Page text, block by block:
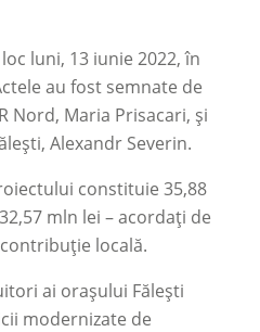
luni, 13 iunie 2022, în
au fost semnate de
Nord, Maria Prisacari, și
Alexandr Severin.
constituie 35,88
mln lei –acordați de
locală.
ai orașului Fălești
modernizate de